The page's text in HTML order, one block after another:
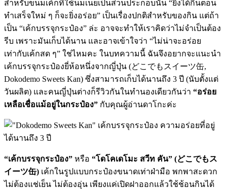
สำหรับขนมเค้กที่ใช้นมเนยเป็นส่วนประกอบนั้น “ยิ่งได้กินตอน
ทำเสร็จใหม่ ๆ ก็จะยิ่งอร่อย” เป็นเรื่องปกติสำหรับของกิน แต่ถ้า
เป็น “เค้กบรรจุกระป๋อง” ล่ะ อาจจะทำให้เราคิดว่าไม่จำเป็นต้อง
รีบ เพราะมันเก็บได้นาน และอาจเข้าใจว่า “ไม่น่าจะอร่อย
เท่ากับเค้กสด ๆ” ใช่ไหมคะ ในบทความนี้ ฉันจึงอยากจะแนะนำ
เค้กบรรจุกระป๋องยี่ห้อหนึ่งจากญี่ปุ่น (どこでもスイーツ缶,
Dokodemo Sweets Kan) ซึ่งสามารถเก็บได้นานถึง 3 ปี (นับตั้งแต่
วันผลิต) และคนญี่ปุ่นต่างก็รีวิวกันในทำนองเดียวกันว่า “อร่อย
เหลือเชื่อแม้อยู่ในกระป๋อง” กับคุณผู้อ่านดาโกะค่ะ
“เค้กบรรจุกระป๋อง” หรือ “โดโคเดโมะ สวีท คัน” (どこでもス
イーツ缶) เค้กในรูปแบบกระป๋องขนาดเท่าฝ่ามือ พกพาสะดวก
ไม่ต้องแช่เย็น ไม่ต้องอุ่น เพียงแค่เปิดฝาออกแล้วใช้ช้อนกินได้